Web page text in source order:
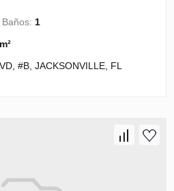
Baños: 1
#B, JACKSONVILLE, FL